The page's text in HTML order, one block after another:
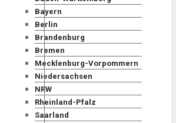
Bayern
Berlin
Brandenburg
Bremen
Mecklenburg-Vorpommern
Niedersachsen
NRW
Rheinland-Pfalz
Saarland